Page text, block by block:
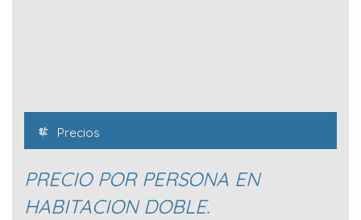
Precios
PRECIO POR PERSONA EN
HABITACION DOBLE.